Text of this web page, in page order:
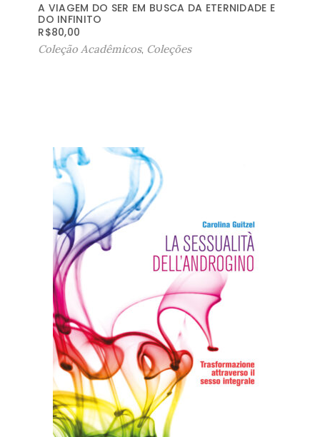
A VIAGEM DO SER EM BUSCA DA ETERNIDADE E
DO INFINITO
R$80,00
Coleção Acadêmicos, Coleções